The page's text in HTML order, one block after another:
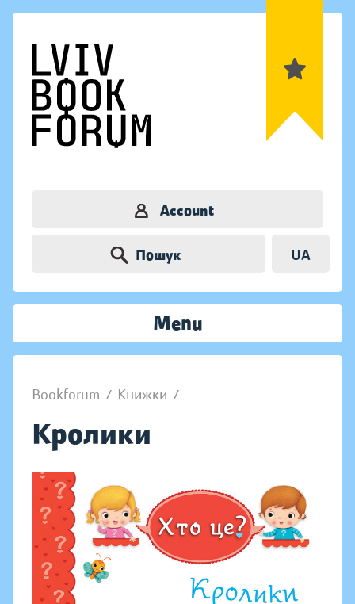
Account
Пошук UA
Menu
Bookforum / Книжки /
Кролики